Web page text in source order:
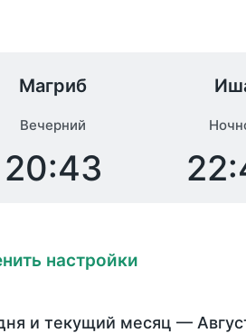
Магриб
Вечерний
20:43
настройки
и текущий месяц —